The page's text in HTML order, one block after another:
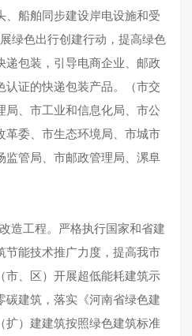
、船舶同步建设岸电设施和受
绿色出行创建行动，提高绿色
递包装，引导电商企业、邮政
证的快递包装产品。（市交
、市工业和信息化局、市公
革委、市生态环境局、市城市
监管局、市邮政管理局、漯阜
造工程。严格执行国家和省建
节能技术推广力度，提高我市
市、区）开展超低能耗建筑示
建筑，落实《河南省绿色建
扩）建建筑按照绿色建筑标准